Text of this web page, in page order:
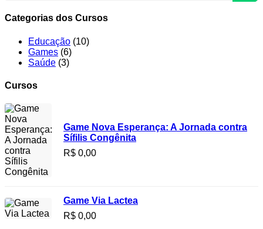
Categorias dos Cursos
Educação (10)
Games (6)
Saúde (3)
Cursos
Game Nova Esperança: A Jornada contra
Sífilis Congênita
R$ 0,00
Game Via Lactea
R$ 0,00